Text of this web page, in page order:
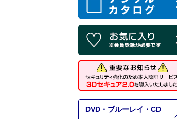
DVD・ブルーレイ・CD